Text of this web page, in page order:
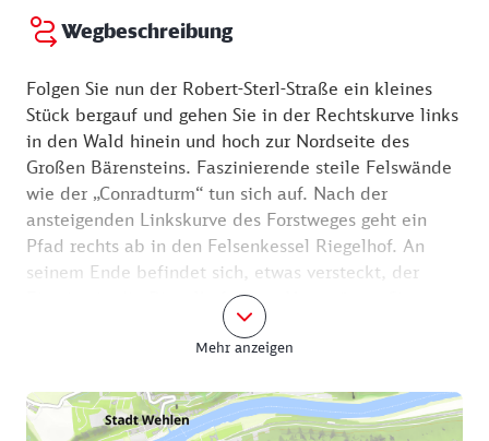
Wegbeschreibung
Folgen Sie nun der Robert-Sterl-Straße ein kleines
Stück bergauf und gehen Sie in der Rechtskurve links
in den Wald hinein und hoch zur Nordseite des
Großen Bärensteins. Faszinierende steile Felswände
wie der „Conradturm“ tun sich auf. Nach der
ansteigenden Linkskurve des Forstweges geht ein
Pfad rechts ab in den Felsenkessel Riegelhof. An
seinem Ende befindet sich, etwas versteckt, der
Einstieg in die Riegelhofstiege. Nun müssen Sie
kraxeln. An der schwierigsten Stelle liegen
Querbalken in den Felskerben, an denen Sie sich gut
und Stufen hinauf auf den Gipfel. Oben angekommen
präsentiert sich das große Plateau mit dichtem
Mehr anzeigen